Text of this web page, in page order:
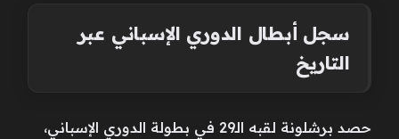
سجل أبطال الدوري الإسباني عبر
التاريخ
حصد برشلونة لقبه الـ29 في بطولة الدوري الإسباني،